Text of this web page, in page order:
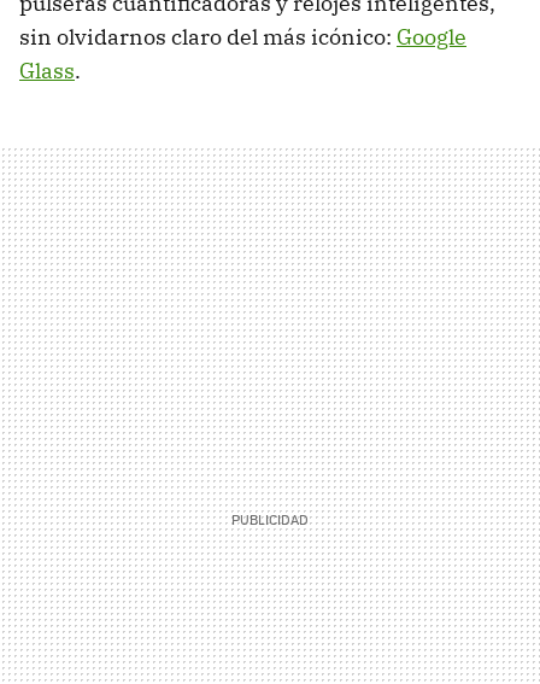
sin olvidarnos claro del más icónico: Google
Glass.